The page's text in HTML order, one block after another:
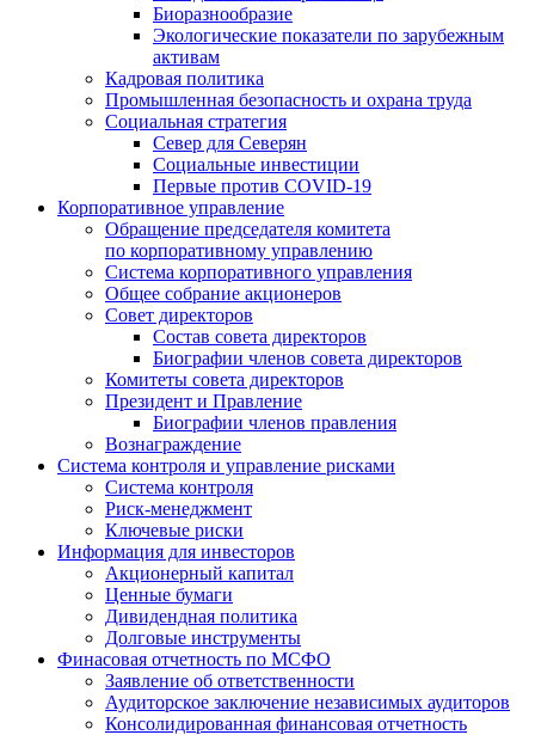
Биоразнообразие
Экологические показатели по зарубежным
активам
Кадровая политика
Промышленная безопасность и охрана труда
Социальная стратегия
Север для Северян
Социальные инвестиции
Первые против COVID‑19
Корпоративное управление
Обращение председателя комитета
по корпоративному управлению
Система корпоративного управления
Общее собрание акционеров
Совет директоров
Состав совета директоров
Биографии членов совета директоров
Комитеты совета директоров
Президент и Правление
Биографии членов правления
Вознаграждение
Система контроля и управление рисками
Система контроля
Риск-менеджмент
Ключевые риски
Информация для инвесторов
Акционерный капитал
Ценные бумаги
Дивидендная политика
Долговые инструменты
Финасовая отчетность по МСФО
Заявление об ответственности
Аудиторское заключение независимых аудиторов
Консолидированная финансовая отчетность